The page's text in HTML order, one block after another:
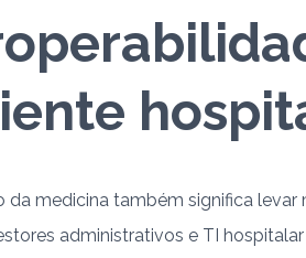
da medicina também significa levar
administrativos e TI